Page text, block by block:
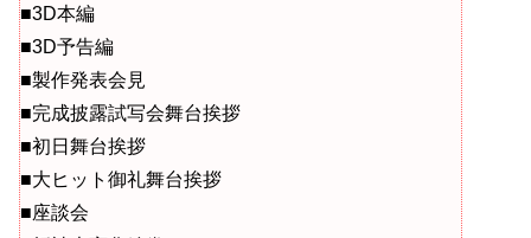
■3D本編
■3D予告編
■製作発表会見
■完成披露試写会舞台挨拶
■初日舞台挨拶
■大ヒット御礼舞台挨拶
■座談会